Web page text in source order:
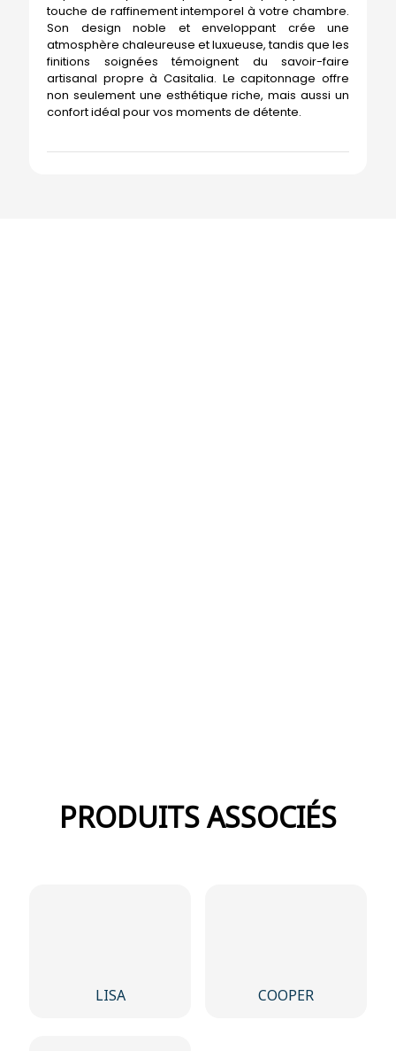
touche de raffinement intemporel à votre chambre.
Son design noble et enveloppant crée une
atmosphère chaleureuse et luxueuse, tandis que les
finitions soignées témoignent du savoir-faire
artisanal propre à Casitalia. Le capitonnage offre
non seulement une esthétique riche, mais aussi un
confort idéal pour vos moments de détente.
PRODUITS ASSOCIÉS
LISA COOPER